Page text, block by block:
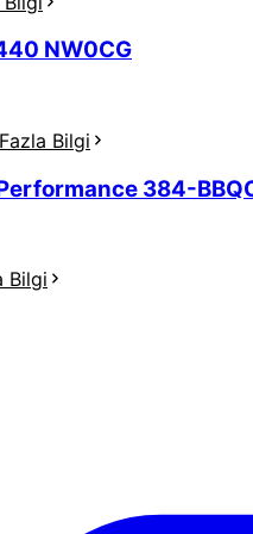
NW0CG
Bilgi
384-
Bilgi